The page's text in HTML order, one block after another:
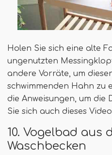
Holen Sie sich eine alte
ungenutzten
andere Vorräte, um
schwimmenden Hahn zu
die Anweisungen, um die
Sie sich auch dieses
10. Vogelbad aus
Waschbecken